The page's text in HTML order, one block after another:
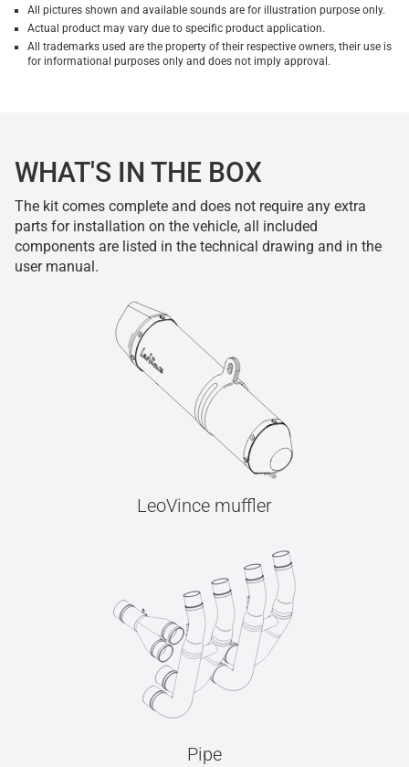
All pictures shown and available sounds are for illustration purpose only.
Actual product may vary due to specific product application.
All trademarks used are the property of their respective owners, their use is
for informational purposes only and does not imply approval.
WHAT'S IN THE BOX
The kit comes complete and does not require any extra
parts for installation on the vehicle, all included
components are listed in the technical drawing and in the
user manual.
LeoVince muffler
Pipe